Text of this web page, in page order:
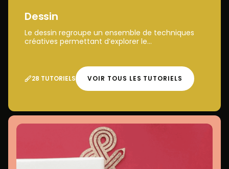
Dessin
Le dessin regroupe un ensemble de techniques
créatives permettant d’explorer le...
28 TUTORIELS VOIR TOUS LES TUTORIELS